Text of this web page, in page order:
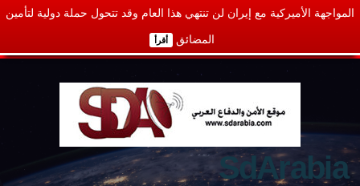
المواجهة الأميركية مع إيران لن تنتهي هذا العام وقد تتحول حملة دولية لتأمين
المضائق أقرأ
SdArabia